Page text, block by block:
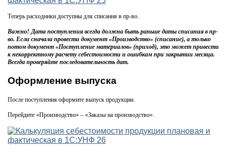
Теперь расходники доступны для списания в пр-во.
Важно! Дата поступления всегда должна быть раньше даты списания в пр-
во. Если сначала провести документ «Производство» (списание), а только
потом документ «Поступление материалов» (приход), это может привести
к некорректному расчету себестоимости и ошибкам при закрытии месяца.
Всегда проверяйте последовательность дат.
Оформление выпуска
После поступления оформите выпуск продукции.
Перейдите «Производство» – «Заказы на производство».